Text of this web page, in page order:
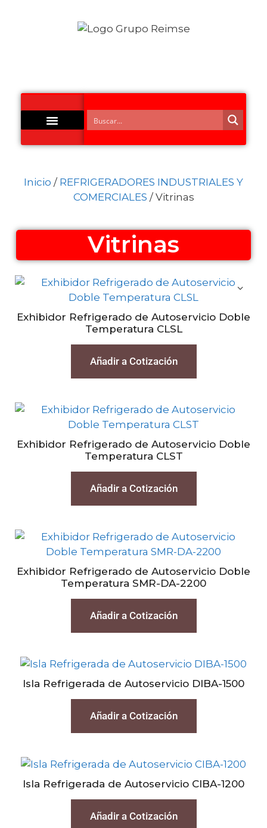
Inicio / REFRIGERADORES INDUSTRIALES Y
COMERCIALES / Vitrinas
Vitrinas
Exhibidor Refrigerado de Autoservicio Doble
Temperatura CLSL
Añadir a Cotización
Exhibidor Refrigerado de Autoservicio Doble
Temperatura CLST
Añadir a Cotización
Exhibidor Refrigerado de Autoservicio Doble
Temperatura SMR-DA-2200
Añadir a Cotización
Isla Refrigerada de Autoservicio DIBA-1500
Añadir a Cotización
Isla Refrigerada de Autoservicio CIBA-1200
Añadir a Cotización